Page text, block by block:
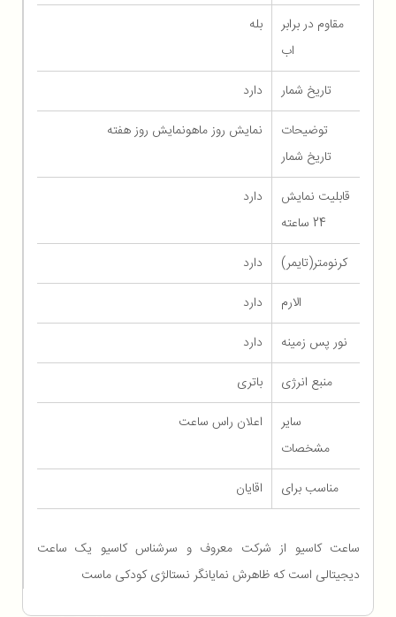
مقاوم در برابر
اب
بله
تاریخ شمار
دارد
توضیحات
تاریخ شمار
نمایش روز ماهونمایش روز هفته
قابلیت نمایش
24 ساعته
دارد
کرنومتر(تایمر)
دارد
الارم
دارد
نور پس زمینه
دارد
منبع انرژی
باتری
سایر
مشخصات
اعلان راس ساعت
مناسب برای اقایان
ساعت کاسیو از شرکت معروف و سرشناس کاسیو یک ساعت
دیجیتالی است که ظاهرش نمایانگر نستالژی کودکی ماست